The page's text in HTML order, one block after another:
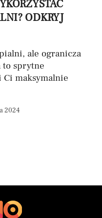
ODKRYJ
ale ogranicza
to sprytne
maksymalnie
2024